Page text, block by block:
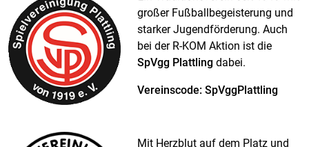
großer Fußballbegeisterung und
starker Jugendförderung. Auch
bei der R-KOM Aktion ist die
SpVgg Plattlingdabei.
Vereinscode: SpVggPlattling
Mit Herzblut auf dem Platz und